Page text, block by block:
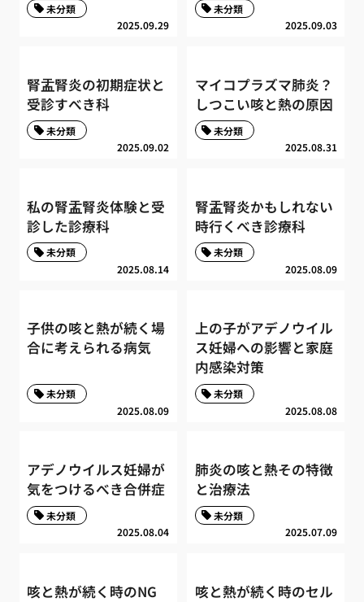
2025.09.29
未分類
2025.09.03
未分類
腎盂腎炎の初期症状と
受診すべき科
2025.09.02
未分類
マイコプラズマ肺炎？
しつこい咳と熱の原因
2025.08.31
未分類
私の腎盂腎炎体験と受
診した診療科
2025.08.14
未分類
腎盂腎炎かもしれない
時行くべき診療科
2025.08.09
未分類
子供の咳と熱が続く場
合に考えられる病気
2025.08.09
未分類
上の子がアデノウイル
ス妊婦への影響と家庭
内感染対策
2025.08.08
未分類
アデノウイルス妊婦が
気をつけるべき合併症
2025.08.04
未分類
肺炎の咳と熱その特徴
と治療法
2025.07.09
未分類
咳と熱が続く時のNG
咳と熱が続く時のセル